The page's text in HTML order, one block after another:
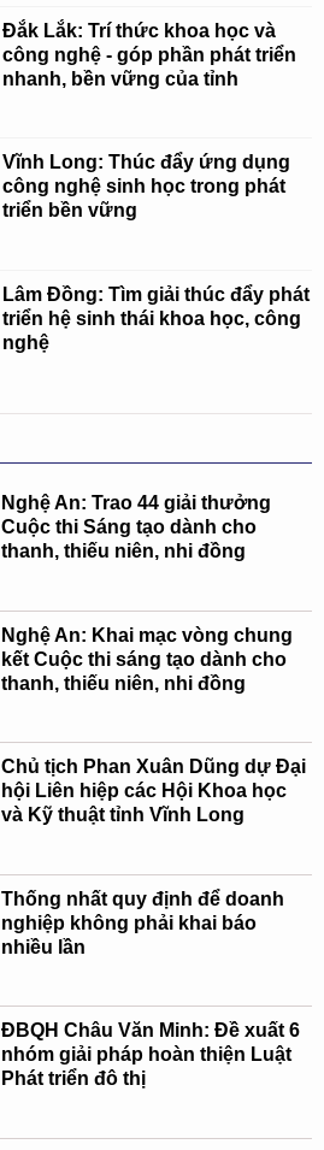
Đắk Lắk: Trí thức khoa học và
công nghệ - góp phần phát triển
nhanh, bền vững của tỉnh
Vĩnh Long: Thúc đẩy ứng dụng
công nghệ sinh học trong phát
triển bền vững
Lâm Đồng: Tìm giải thúc đẩy phát
triển hệ sinh thái khoa học, công
nghệ
Nghệ An: Trao 44 giải thưởng
Cuộc thi Sáng tạo dành cho
thanh, thiếu niên, nhi đồng
Nghệ An: Khai mạc vòng chung
kết Cuộc thi sáng tạo dành cho
thanh, thiếu niên, nhi đồng
Chủ tịch Phan Xuân Dũng dự Đại
hội Liên hiệp các Hội Khoa học
và Kỹ thuật tỉnh Vĩnh Long
Thống nhất quy định để doanh
nghiệp không phải khai báo
nhiều lần
ĐBQH Châu Văn Minh: Đề xuất 6
nhóm giải pháp hoàn thiện Luật
Phát triển đô thị